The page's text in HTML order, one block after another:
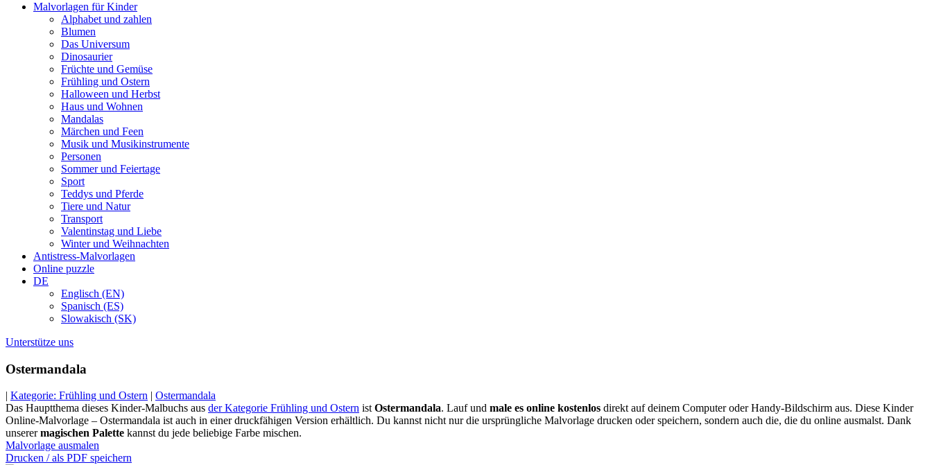
Malvorlagen für Kinder
Alphabet und zahlen
Blumen
Das Universum
Dinosaurier
Früchte und Gemüse
Frühling und Ostern
Halloween und Herbst
Haus und Wohnen
Mandalas
Märchen und Feen
Musik und Musikinstrumente
Personen
Sommer und Feiertage
Sport
Teddys und Pferde
Tiere und Natur
Transport
Valentinstag und Liebe
Winter und Weihnachten
Antistress-Malvorlagen
Online puzzle
DE
Englisch (EN)
Spanisch (ES)
Slowakisch (SK)
Unterstütze uns
Ostermandala
| Kategorie: Frühling und Ostern | Ostermandala
Das Hauptthema dieses Kinder-Malbuchs aus der Kategorie Frühling und Ostern istOstermandala. Lauf und male es online kostenlos direkt auf deinem Computer oder Handy-Bildschirm aus. Diese Kinder
Online-Malvorlage – Ostermandala ist auch in einer druckfähigen Version erhältlich. Du kannst nicht nur die ursprüngliche Malvorlage drucken oder speichern, sondern auch die, die du online ausmalst. Dank
unserermagischen Palette kannst du jede beliebige Farbe mischen.
Malvorlage ausmalen
Drucken / als PDF speichern